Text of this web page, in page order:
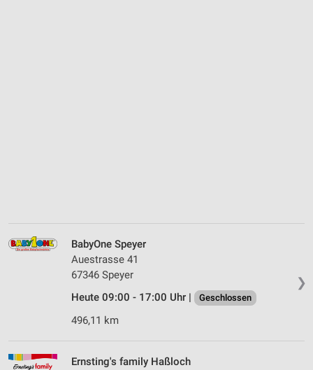
❯
BabyOne Speyer
Auestrasse 41
67346 Speyer
Heute 09:00 - 17:00 Uhr |
Geschlossen
496,11 km
Ernsting's family Haßloch